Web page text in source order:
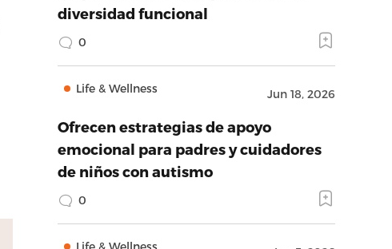
diversidad funcional
0
Life & Wellness Jun 18, 2026
Ofrecen estrategias de apoyo
emocional para padres y cuidadores
de niños con autismo
0
Life & Wellness